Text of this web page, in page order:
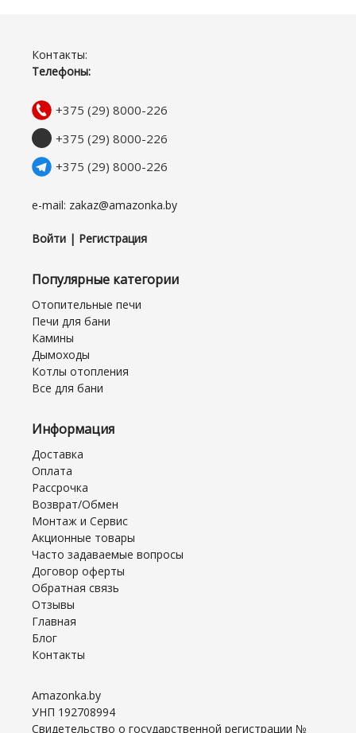
Контакты:
Телефоны:
+375 (29) 8000-226
+375 (29) 8000-226
+375 (29) 8000-226
e-mail: zakaz@amazonka.by
Войти | Регистрация
Популярные категории
Отопительные печи
Печи для бани
Камины
Дымоходы
Котлы отопления
Все для бани
Информация
Доставка
Оплата
Рассрочка
Возврат/Обмен
Монтаж и Сервис
Акционные товары
Часто задаваемые вопросы
Договор оферты
Обратная связь
Отзывы
Главная
Блог
Контакты
Amazonka.by
УНП 192708994
Свидетельство о государственной регистрации №